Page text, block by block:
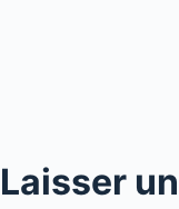
Laisser